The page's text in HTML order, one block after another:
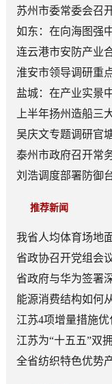
苏州市委常委会召
如东：在向海图强
连云港市安防产业
淮安市领导调研重
盐城：在产业实景
上半年扬州造船三
吴庆文专题调研官
泰州市政府召开常
刘浩调度部署防御
推荐新闻
我省人均体育场地
日常成为风尚
省政协召开党组会
省政府与华为签署
能源消费结构如何
型能源体系建设
江苏4项增量措施
江苏为“十五五”双
全省纺织特色优势